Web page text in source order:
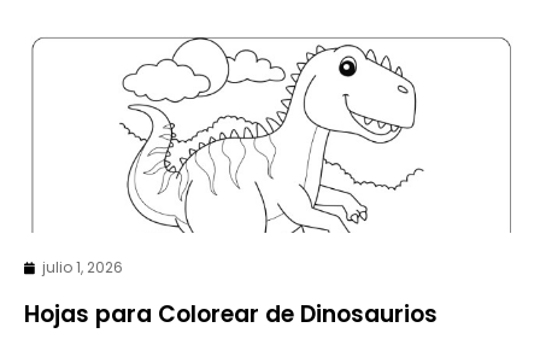
julio 1, 2026
Hojas para Colorear de Dinosaurios